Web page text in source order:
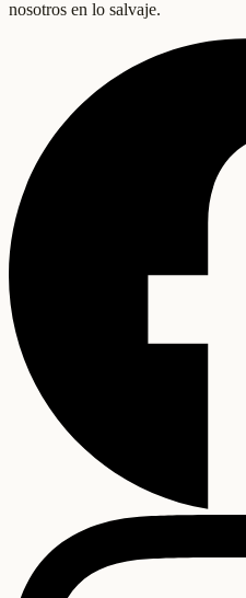
nosotros en lo salvaje.